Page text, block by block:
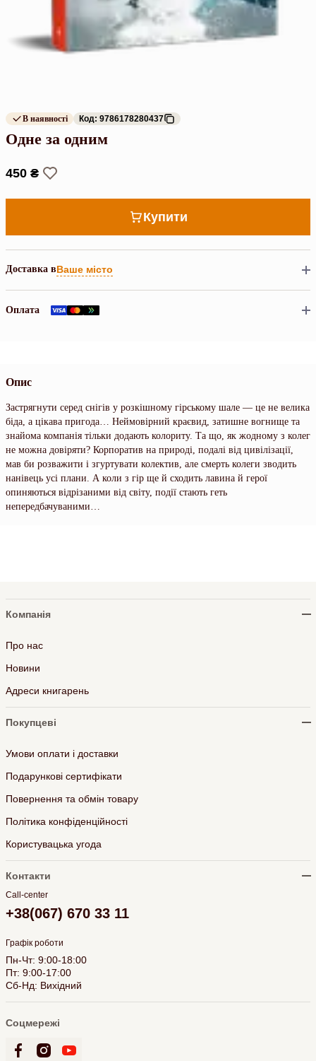
В наявності Код: 9786178280437
Одне за одним
450 ₴
Купити
Доставка вВаше місто
Оплата
Опис
Застрягнути серед снігів у розкішному гірському шале — це не велика
біда, а цікава пригода… Неймовірний краєвид, затишне вогнище та
знайома компанія тільки додають колориту. Та що, як жодному з колег
не можна довіряти? Корпоратив на природі, подалі від цивілізації,
мав би розважити і згуртувати колектив, але смерть колеги зводить
нанівець усі плани. А коли з гір ще й сходить лавина й герої
опиняються відрізаними від світу, події стають геть
непередбачуваними…
Компанія
Про нас
Новини
Адреси книгарень
Покупцеві
Умови оплати і доставки
Подарункові сертифікати
Повернення та обмін товару
Політика конфіденційності
Користувацька угода
Контакти
Call-center
+38(067) 670 33 11
Графік роботи
Пн-Чт: 9:00-18:00
Пт: 9:00-17:00
Сб-Нд: Вихідний
Соцмережі